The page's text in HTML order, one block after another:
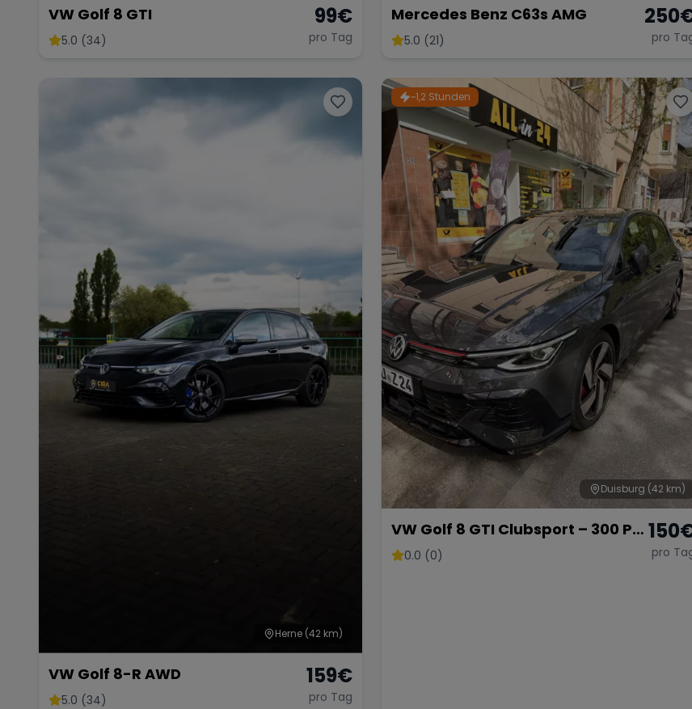
VW Golf 8 GTI
5.0 (34)
99€
pro Tag
Mercedes Benz C63s AMG
5.0 (21)
250
pro
Herne (42 km)
VW Golf 8-R AWD
5.0 (34)
159€
pro Tag
~1,2 Stunden
Duisburg (42 km)
VW Golf 8 GTI Clubsport – 300 PS
Hot Hatch
0.0 (0)
150
pro